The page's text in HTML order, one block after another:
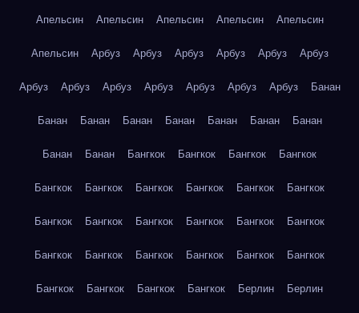
Апельсин Апельсин Апельсин Апельсин Апельсин
Апельсин Арбуз Арбуз Арбуз Арбуз Арбуз Арбуз
Арбуз Арбуз Арбуз Арбуз Арбуз Арбуз Арбуз Банан
Банан Банан Банан Банан Банан Банан Банан
Банан Банан Бангкок Бангкок Бангкок Бангкок
Бангкок Бангкок Бангкок Бангкок Бангкок Бангкок
Бангкок Бангкок Бангкок Бангкок Бангкок Бангкок
Бангкок Бангкок Бангкок Бангкок Бангкок Бангкок
Бангкок Бангкок Бангкок Бангкок Берлин Берлин